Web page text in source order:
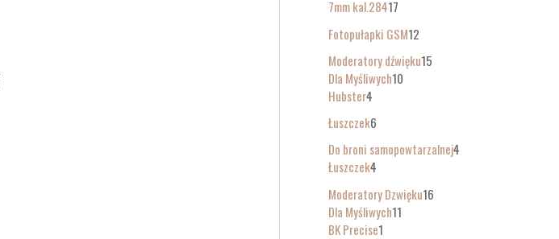
7mm kal.28417
Fotopułapki GSM12
Moderatory dźwięku15
Dla Myśliwych10
Hubster4
Łuszczek6
Do broni samopowtarzalnej4
Łuszczek4
Moderatory Dzwięku16
Dla Myśliwych11
BK Precise1